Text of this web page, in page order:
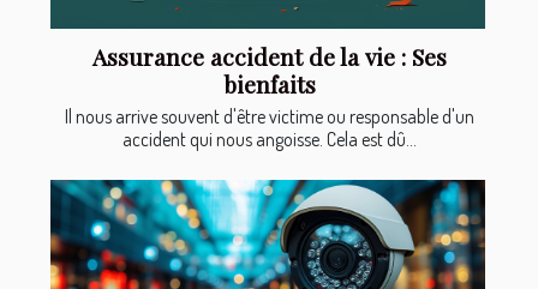
Assurance accident de la vie : Ses
bienfaits
Il nous arrive souvent d'être victime ou responsable d'un
accident qui nous angoisse. Cela est dû...